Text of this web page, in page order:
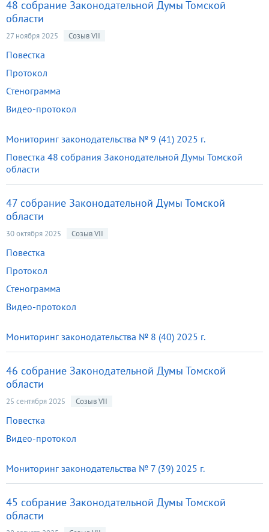
48 собрание Законодательной Думы Томской
области
27 ноября 2025 Созыв VII
Повестка
Протокол
Стенограмма
Видео-протокол
Мониторинг законодательства № 9 (41) 2025 г.
Повестка 48 собрания Законодательной Думы Томской
области
47 собрание Законодательной Думы Томской
области
30 октября 2025 Созыв VII
Повестка
Протокол
Стенограмма
Видео-протокол
Мониторинг законодательства № 8 (40) 2025 г.
46 собрание Законодательной Думы Томской
области
25 сентября 2025 Созыв VII
Повестка
Видео-протокол
Мониторинг законодательства № 7 (39) 2025 г.
45 собрание Законодательной Думы Томской
области